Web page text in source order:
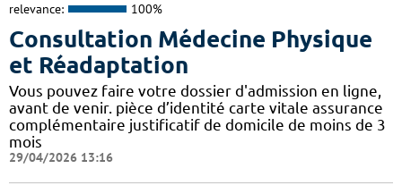
relevance: 100%
Consultation Médecine Physique
et Réadaptation
Vous pouvez faire votre dossier d'admission en ligne,
avant de venir. pièce d’identité carte vitale assurance
complémentaire justificatif de domicile de moins de 3
mois
29/04/2026 13:16